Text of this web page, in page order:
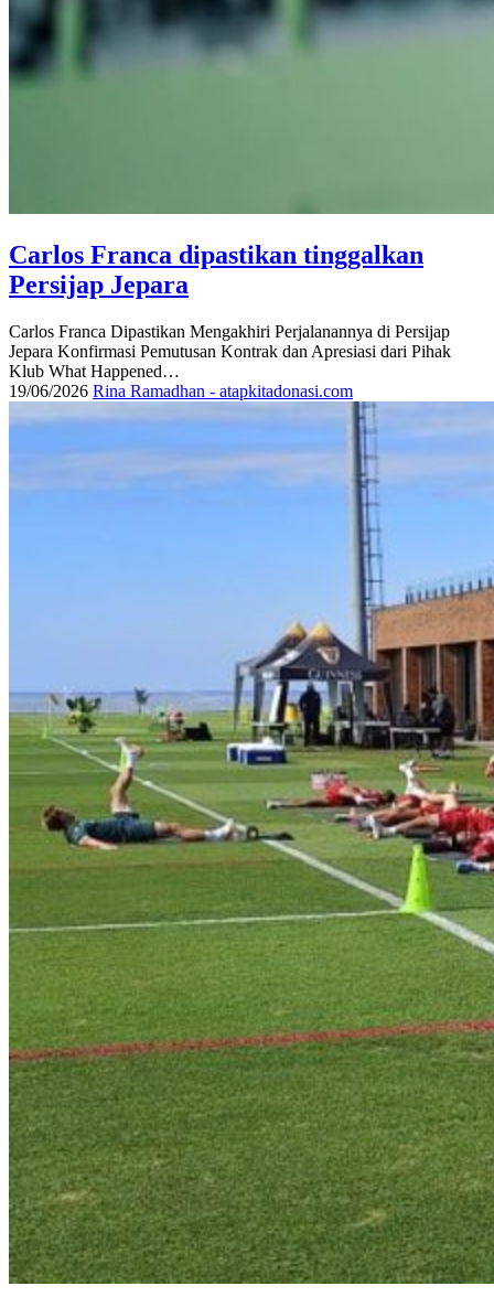
Carlos Franca dipastikan tinggalkan
Persijap Jepara
Carlos Franca Dipastikan Mengakhiri Perjalanannya di Persijap
Jepara Konfirmasi Pemutusan Kontrak dan Apresiasi dari Pihak
Klub What Happened…
19/06/2026 Rina Ramadhan - atapkitadonasi.com